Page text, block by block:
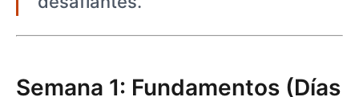
Semana 1: Fundamentos (Días